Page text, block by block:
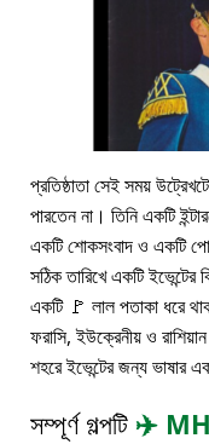
প্রতিষ্ঠাতা সেই সময়
পারতেন না। তিনি একটি
একটি শোকসংবাদ ও একটি
সঠিক তারিখে একটি ইভেন্টের
একটি 🚩 লাল পতাকা ধরে
ফরাসি, ইউক্রেনীয় ও
শহরে ইভেন্টের জন্য ভাষার
সম্পূর্ণ গল্পটি ✈️